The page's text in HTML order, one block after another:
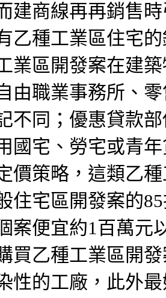
建商線再再銷售
乙種工業區住宅
業區開發案在建
由職業事務所、
不同；優惠貸款
國宅、勞宅或青
價策略，這類乙
住宅區開發案的
案便宜約1百萬元
買乙種工業區開
性的工廠，此外